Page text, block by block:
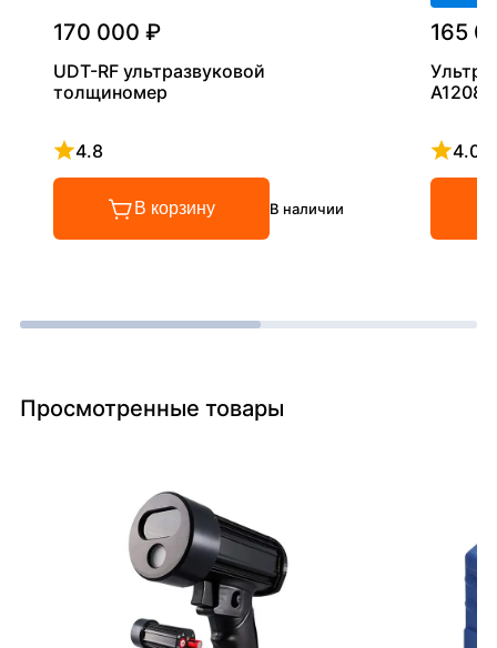
170 000 ₽
UDT-RF ультразвуковой
толщиномер
4.8
Рейтинг 4.8 из 5
В корзину В наличии
165
А1208
4.0
Просмотренные товары